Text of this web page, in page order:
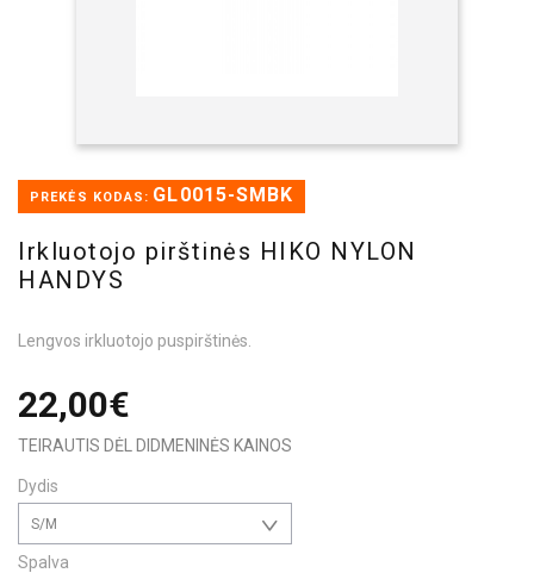
PREKĖS KODAS: GL0015-SMBK
Irkluotojo pirštinės HIKO NYLON
HANDYS
Lengvos irkluotojo puspirštinės.
22,00€
TEIRAUTIS DĖL DIDMENINĖS KAINOS
Dydis
S/M
Spalva